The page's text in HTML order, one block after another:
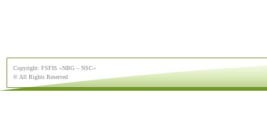
Copyright: FSFIS «NBG – NSC»
© All Rights Reserved